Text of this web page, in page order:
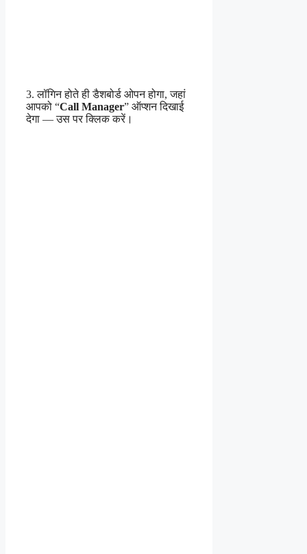
3. लॉगिन होते ही डैशबोर्ड ओपन होगा, जहां
आपको “Call Manager” ऑप्शन दिखाई
देगा — उस पर क्लिक करें।